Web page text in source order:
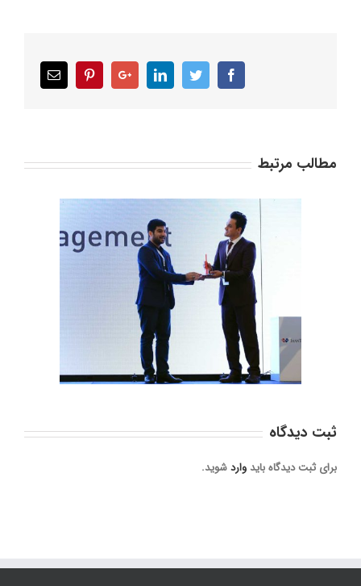
Facebook
Twitter
LinkedIn
Google+
Pinterest
Email
مطالب مرتبط
ثبت ديدگاه
برای ثبت دیدگاه باید واردشوید.